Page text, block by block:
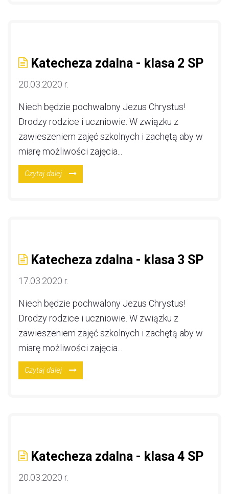
Katecheza zdalna - klasa 2 SP
20.03.2020 r.
Niech będzie pochwalony Jezus Chrystus!
Drodzy rodzice i uczniowie. W związku z
zawieszeniem zajęć szkolnych i zachętą aby w
miarę możliwości zajęcia...
Czytaj dalej
Katecheza zdalna - klasa 3 SP
17.03.2020 r.
Niech będzie pochwalony Jezus Chrystus!
Drodzy rodzice i uczniowie. W związku z
zawieszeniem zajęć szkolnych i zachętą aby w
miarę możliwości zajęcia...
Czytaj dalej
Katecheza zdalna - klasa 4 SP
20.03.2020 r.